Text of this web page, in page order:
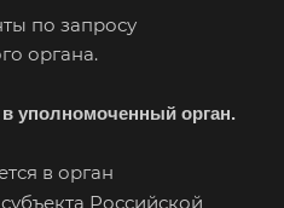
по запросу
органа.
уполномоченный орган.
в орган
Российской